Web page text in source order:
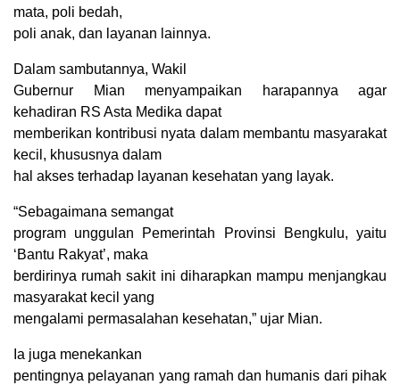
mata, poli bedah,
poli anak, dan layanan lainnya.
Dalam sambutannya, Wakil
Gubernur Mian menyampaikan harapannya agar
kehadiran RS Asta Medika dapat
memberikan kontribusi nyata dalam membantu masyarakat
kecil, khususnya dalam
hal akses terhadap layanan kesehatan yang layak.
“Sebagaimana semangat
program unggulan Pemerintah Provinsi Bengkulu, yaitu
‘Bantu Rakyat’, maka
berdirinya rumah sakit ini diharapkan mampu menjangkau
masyarakat kecil yang
mengalami permasalahan kesehatan,” ujar Mian.
Ia juga menekankan
pentingnya pelayanan yang ramah dan humanis dari pihak